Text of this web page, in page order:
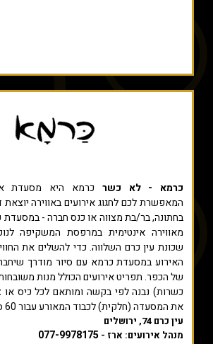
כרמא - לא כשר כרמא היא מסעדת
המאפשרת לכם לחגוג אירועים באווירה יוצאת
בחתונה, בר/בת מצווה או כנס חברה - במסעדת
מאווירה אינטימית במרפסת המשקיפה
שכונת עין כרם השלווה. כדי להשלים את
האירוע במסעדת כרמא עם סיור מודרך
של הכפר. תפריט אירועים הכולל מנות
כשרות) נבנה לפי בקשה ומותאם לכל כיס או
את המסעדה (חלקית) לכבוד המאורע עבור 60 סועדים מאושרים.
עין כרם 74, ירושלים
מנהל אירועים: ארז - 077-9978175